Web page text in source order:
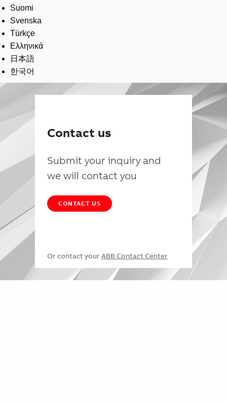
Suomi
Svenska
Türkçe
Ελληνικά
日本語
한국어
Contact us
Submit your inquiry and
we will contact you
CONTACT US
Or contact your ABB Contact Center